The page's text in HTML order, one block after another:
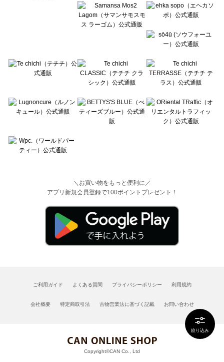
絞り込み
＼お買い物をもっと便利に／
アプリ新規会員登録で100ポイントプレゼント！
ご利用ガイド よくある質問 プライバシーポリシー 利用規約
会社概要 特定商取引法 古物営業法に基づく記載 お問い合わせ
Copyright©CAN Co., Ltd